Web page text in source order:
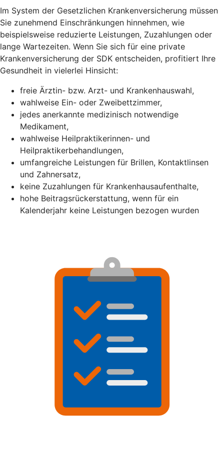
Im System der Gesetzlichen Krankenversicherung müssen
Sie zunehmend Einschränkungen hinnehmen, wie
beispielsweise reduzierte Leistungen, Zuzahlungen oder
lange Wartezeiten. Wenn Sie sich für eine private
Krankenversicherung der SDK entscheiden, profitiert Ihre
Gesundheit in vielerlei Hinsicht:
freie Ärztin- bzw. Arzt- und Krankenhauswahl,
wahlweise Ein- oder Zweibettzimmer,
jedes anerkannte medizinisch notwendige
Medikament,
wahlweise Heilpraktikerinnen- und
Heilpraktikerbehandlungen,
umfangreiche Leistungen für Brillen, Kontaktlinsen
und Zahnersatz,
keine Zuzahlungen für Krankenhausaufenthalte,
hohe Beitragsrückerstattung, wenn für ein
Kalenderjahr keine Leistungen bezogen wurden